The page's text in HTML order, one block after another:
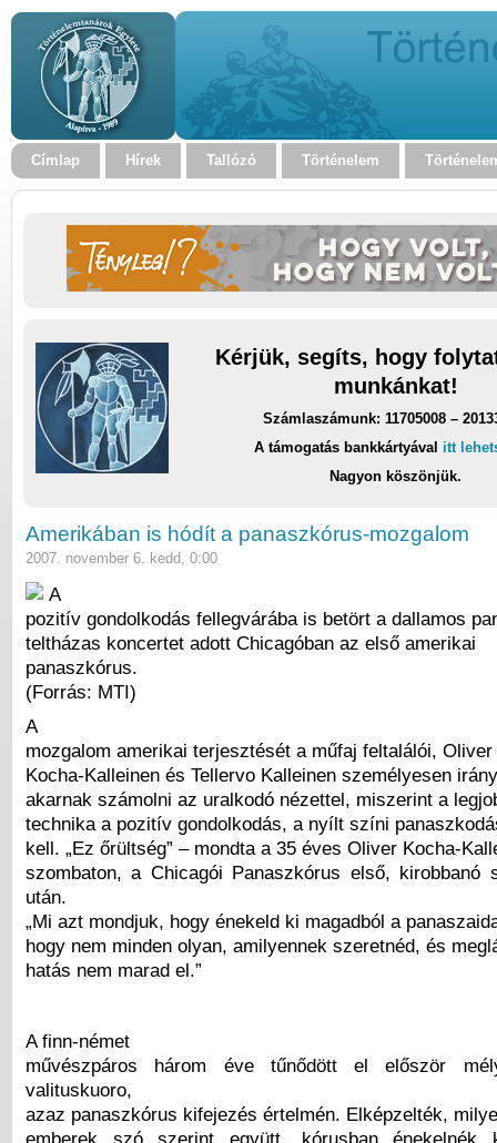
Címlap Hírek Tallózó Történelem
Kérjük, segíts, hogy
munkánkat!
Számlaszámunk: 11705008 –
A támogatás bankkártyával itt
Nagyon köszönjük.
Amerikában is hódít a panaszkórus-mozgalom
2007. november 6. kedd, 0:00
A
pozitív gondolkodás fellegvárába is betört a dallamos
teltházas koncertet adott Chicagóban az első amerikai
panaszkórus.
(Forrás: MTI)
A
mozgalom amerikai terjesztését a műfaj feltalálói, Oliver
Kocha-Kalleinen és Tellervo Kalleinen személyesen
akarnak számolni az uralkodó nézettel, miszerint a
technika a pozitív gondolkodás, a nyílt színi
kell. „Ez őrültség” – mondta a 35 éves Oliver Kocha-
szombaton, a Chicagói Panaszkórus első, kirobbanó
után.
„Mi azt mondjuk, hogy énekeld ki magadból a
hogy nem minden olyan, amilyennek szeretnéd, és
hatás nem marad el.”
A finn-német
művészpáros három éve tűnődött el először
valituskuoro,
azaz panaszkórus kifejezés értelmén. Elképzelték,
emberek szó szerint együtt, kórusban énekelnék